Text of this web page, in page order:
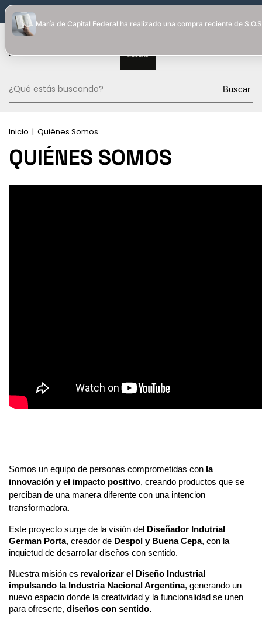
María de Capital Federal ha realizado una compra reciente de
Puntos de despacho en Cba Capital, CABA y GBA
MENÚ CARRITO
Buscar
Inicio | Quiénes Somos
QUIÉNES SOMOS
Somos un equipo de personas comprometidas con la
innovación y el impacto positivo, creando productos que se
perciban de una manera diferente con una intencion
transformadora.
Este proyecto surge de la visión del
Diseñador Indutrial
German Porta, creador de Despol y Buena Cepa, con la
inquietud de desarrollar diseños con sentido.
Nuestra misión es revalorizar el Diseño Industrial
impulsando la Industria Nacional Argentina, generando un
nuevo espacio donde la creatividad y la funcionalidad se unen
para ofreserte, diseños con sentido.